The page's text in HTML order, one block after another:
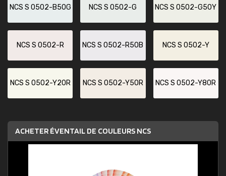
NCS S 0502-B50G NCS S 0502-G NCS S 0502-G50Y
NCS S 0502-R NCS S 0502-R50B NCS S 0502-Y
NCS S 0502-Y20R NCS S 0502-Y50R NCS S 0502-Y80R
ACHETER ÉVENTAIL DE COULEURS NCS